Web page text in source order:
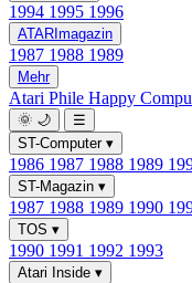
1994 1995 1996
ATARImagazin
1987 1988 1989
Mehr
Atari Phile Happy
🌞 🌙
☰
ST-Computer ▾
1986 1987 1988 1989
ST-Magazin ▾
1987 1988 1989 1990
TOS ▾
1990 1991 1992 1993
Atari Inside ▾